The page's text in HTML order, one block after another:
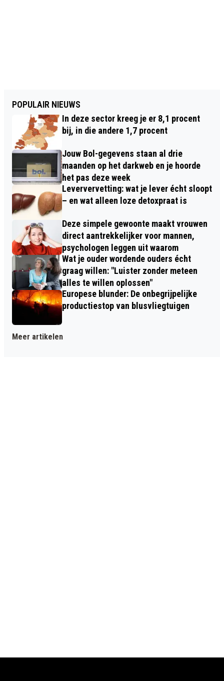
POPULAIR NIEUWS
In deze sector kreeg je er 8,1 procent
bij, in die andere 1,7 procent
Jouw Bol-gegevens staan al drie
maanden op het darkweb en je hoorde
het pas deze week
Leververvetting: wat je lever écht sloopt
– en wat alleen loze detoxpraat is
Deze simpele gewoonte maakt vrouwen
direct aantrekkelijker voor mannen,
psychologen leggen uit waarom
Wat je ouder wordende ouders écht
graag willen: "Luister zonder meteen
alles te willen oplossen"
Europese blunder: De onbegrijpelijke
productiestop van blusvliegtuigen
Meer artikelen